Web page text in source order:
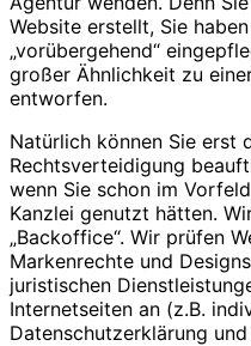
Website erstellt, Sie
„vorübergehend“
großer Ähnlichkeit zu
entworfen.
Natürlich können Sie erst
Rechtsverteidigung
wenn Sie schon im
Kanzlei genutzt hätten.
„Backoffice“. Wir prüfen
Markenrechte und
juristischen
Internetseiten an (z.B.
Datenschutzerklärung